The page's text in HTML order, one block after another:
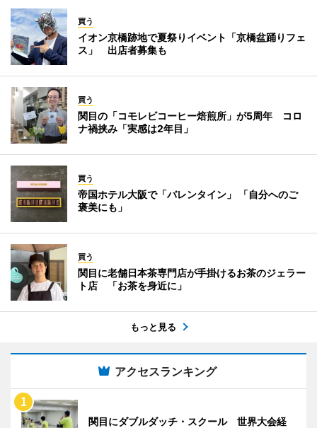
買う
イオン京橋跡地で夏祭りイベント「京橋盆踊りフェ
ス」 出店者募集も
買う
関目の「コモレビコーヒー焙煎所」が5周年 コロ
ナ禍挟み「実感は2年目」
買う
帝国ホテル大阪で「バレンタイン」 「自分へのご
褒美にも」
買う
関目に老舗日本茶専門店が手掛けるお茶のジェラー
ト店 「お茶を身近に」
もっと見る
アクセスランキング
関目にダブルダッチ・スクール 世界大会経